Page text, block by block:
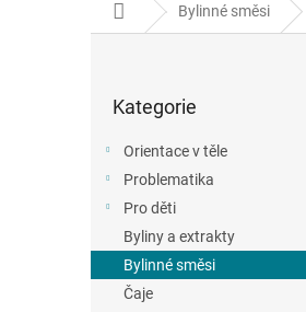
Domů Bylinné směsi
a
kategorie
Kategorie
Orientace v těle
Problematika
Pro děti
Byliny a extrakty
Bylinné směsi
Čaje